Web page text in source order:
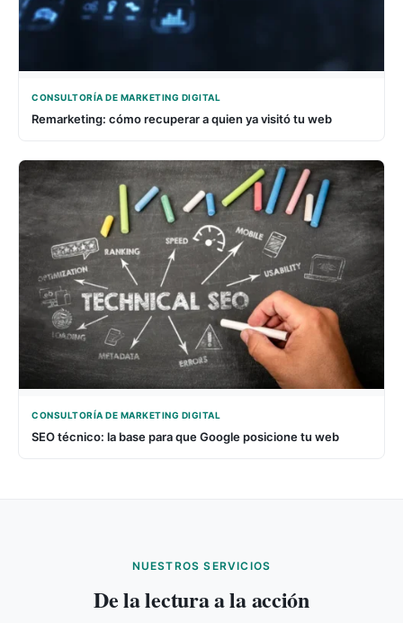
CONSULTORÍA DE MARKETING DIGITAL
Remarketing: cómo recuperar a quien ya visitó tu web
CONSULTORÍA DE MARKETING DIGITAL
SEO técnico: la base para que Google posicione tu web
NUESTROS SERVICIOS
De la lectura a la acción